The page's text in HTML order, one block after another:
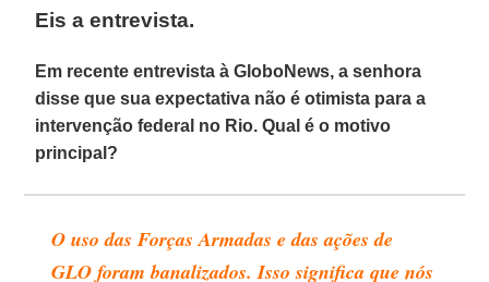
Eis a entrevista.
Em recente entrevista à GloboNews, a senhora
disse que sua expectativa não é otimista para a
intervenção federal no Rio. Qual é o motivo
principal?
O uso das Forças Armadas e das ações de
GLO foram banalizados. Isso significa que nós